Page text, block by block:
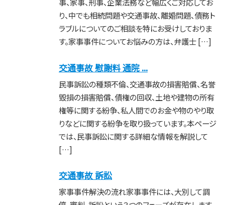
事、家事、刑事、企業法務など幅広くご対応してお
り、中でも相続問題や交通事故、離婚問題、債務ト
ラブルについてのご相談を特にお受けしておりま
す。家事事件についてお悩みの方は、弁護士 […]
交通事故 慰謝料 通院 ...
民事訴訟の種類不倫、交通事故の損害賠償、名誉
毀損の損害賠償、債権の回収、土地や建物の所有
権等に関する紛争、私人間でのお金や物のやり取
りなどに関する紛争を取り扱っています。本ページ
では、民事訴訟に関する詳細な情報を解説して
[…]
交通事故 訴訟
家事事件解決の流れ家事事件には、大別して調